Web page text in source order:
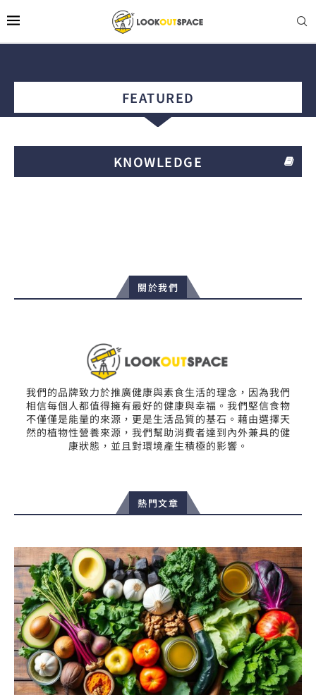
FEATURED
KNOWLEDGE
關於我們
我們的品牌致力於推廣健康與素食生活的理念，因為我們
相信每個人都值得擁有最好的健康與幸福。我們堅信食物
不僅僅是能量的來源，更是生活品質的基石。藉由選擇天
然的植物性營養來源，我們幫助消費者達到內外兼具的健
康狀態，並且對環境產生積極的影響。
熱門文章